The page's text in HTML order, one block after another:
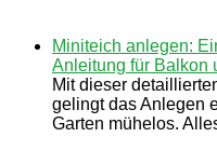
Miniteich anlegen:
Anleitung für Balkon
Mit dieser
gelingt das Anlegen
Garten mühelos.